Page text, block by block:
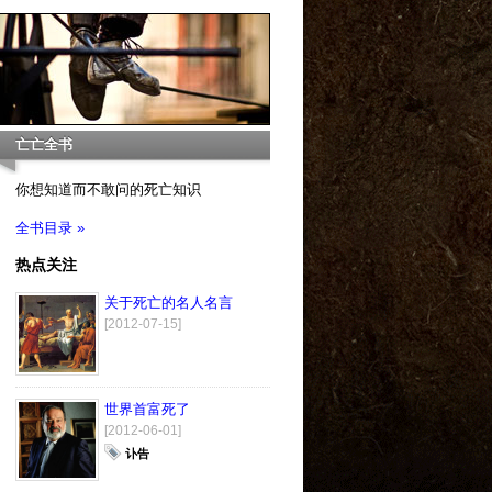
亡亡全书
你想知道而不敢问的死亡知识
全书目录 »
热点关注
关于死亡的名人名言
[2012-07-15]
世界首富死了
[2012-06-01]
讣告